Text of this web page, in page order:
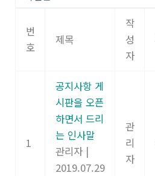
번
호
제목
작
성
자
1
공지사항 게
시판을 오픈
하면서 드리
는 인사말
관리자 |
2019.07.29
관
리
자